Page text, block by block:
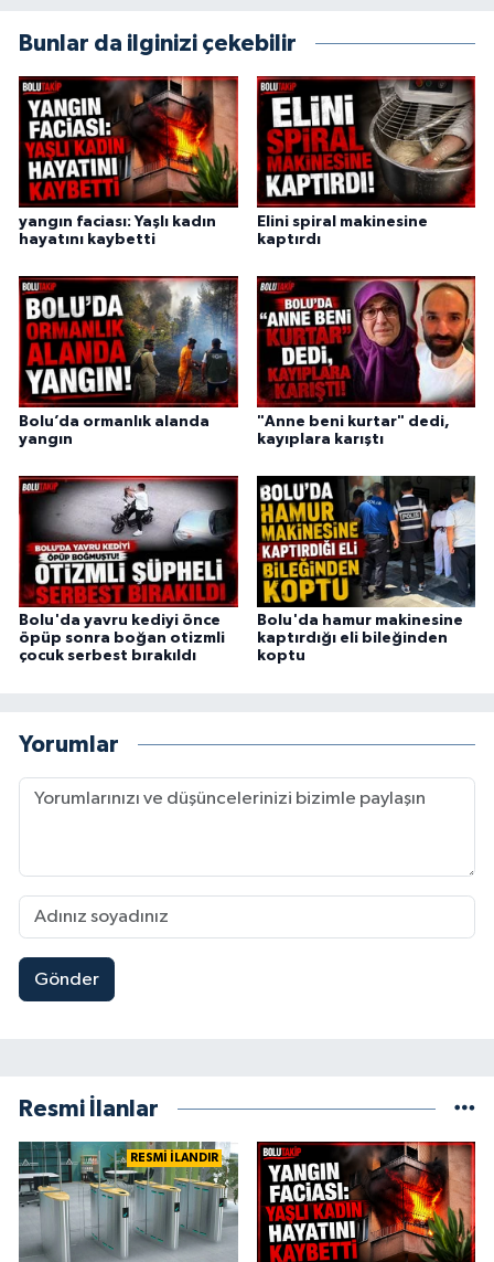
Bunlar da ilginizi çekebilir
yangın faciası: Yaşlı kadın
hayatını kaybetti
Elini spiral makinesine
kaptırdı
Bolu’da ormanlık alanda
yangın
"Anne beni kurtar" dedi,
kayıplara karıştı
Bolu'da yavru kediyi önce
öpüp sonra boğan otizmli
çocuk serbest bırakıldı
Bolu'da hamur makinesine
kaptırdığı eli bileğinden
koptu
Yorumlar
Gönder
Resmi İlanlar
RESMİ İLANDIR